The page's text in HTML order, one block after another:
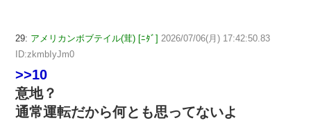
29: アメリカンボブテイル(茸) [ﾆﾀﾞ] 2026/07/06(月) 17:42:50.83
ID:zkmbIyJm0
>>10
意地？
通常運転だから何とも思ってないよ